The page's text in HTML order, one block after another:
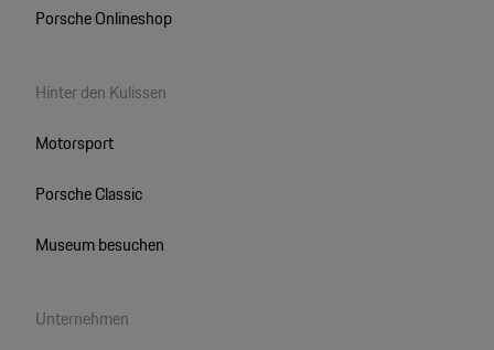
Porsche Onlineshop
Hinter den Kulissen
Motorsport
Porsche Classic
Museum besuchen
Unternehmen